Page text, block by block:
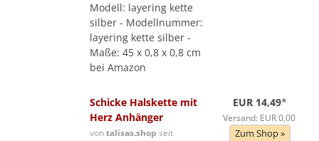
Modell: layering kette
silber - Modellnummer:
layering kette silber -
Maße: 45 x 0,8 x 0,8 cm
bei Amazon
Schicke Halskette mit
Herz Anhänger
vontalisas.shop seit
EUR 14,49*
Versand: EUR 0,00
Zum Shop »